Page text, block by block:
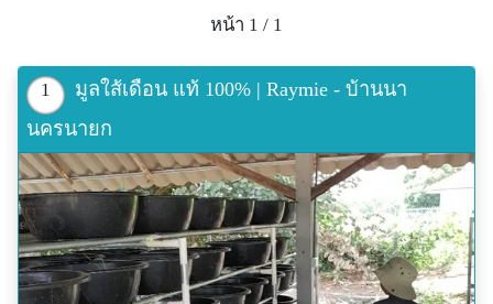
หน้า 1 / 1
1
มูลใส้เดือน แท้ 100% | Raymie - บ้านนา
นครนายก